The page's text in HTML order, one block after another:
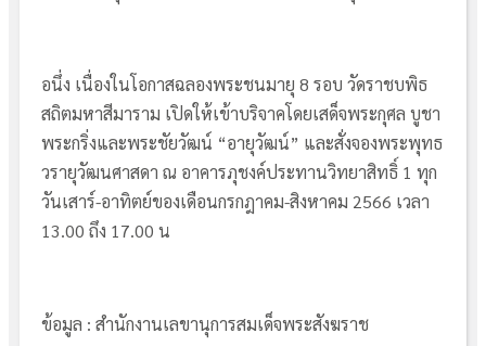
อนึ่ง เนื่องในโอกาสฉลองพระชนมายุ 8 รอบ วัดราชบพิธ
สถิตมหาสีมาราม เปิดให้เข้าบริจาคโดยเสด็จพระกุศล บูชา
พระกริ่งและพระชัยวัฒน์ “อายุวัฒน์” และสั่งจองพระพุทธ
วรายุวัฒนศาสดา ณ อาคารภุชงค์ประทานวิทยาสิทธิ์ 1 ทุก
วันเสาร์-อาทิตย์ของเดือนกรกฎาคม-สิงหาคม 2566 เวลา
13.00 ถึง 17.00 น
ข้อมูล : สำนักงานเลขานุการสมเด็จพระสังฆราช